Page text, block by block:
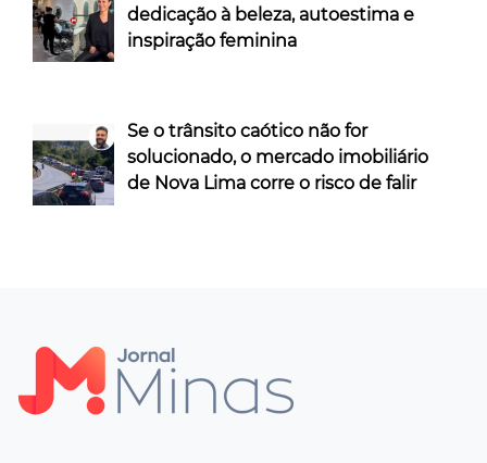
dedicação à beleza, autoestima e
inspiração feminina
Se o trânsito caótico não for
solucionado, o mercado imobiliário
de Nova Lima corre o risco de falir